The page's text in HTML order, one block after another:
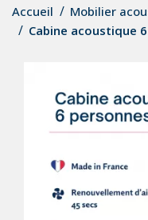
Accueil
Mobilier
Cabine acoustique